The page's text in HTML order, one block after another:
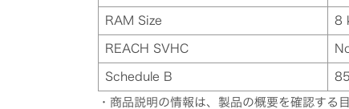
RAM Size 8
REACH SVHC
Schedule B
・商品説明の情報は、製品の概要を確認する